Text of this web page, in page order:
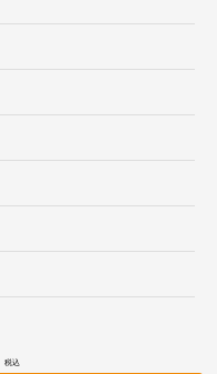
税込